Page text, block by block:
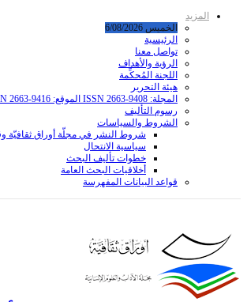
المزيد
الخميس 6/08/2026
الرئيسية
تواصل معنا
الرؤية والأهداف
اللجنة المُحكِّمة
هيئة التحرير
المجلة: ISSN 2663-9408 الموقع: ISSN 2663-9416
رسوم التأليف
الشروط والسياسات
شروط النشر في مجلّة أوراق ثقافيّة
سياسية الانتحال
خطوات تأليف البحث
أخلاقيات البحث العامة
قواعد البیانات المفهرسة